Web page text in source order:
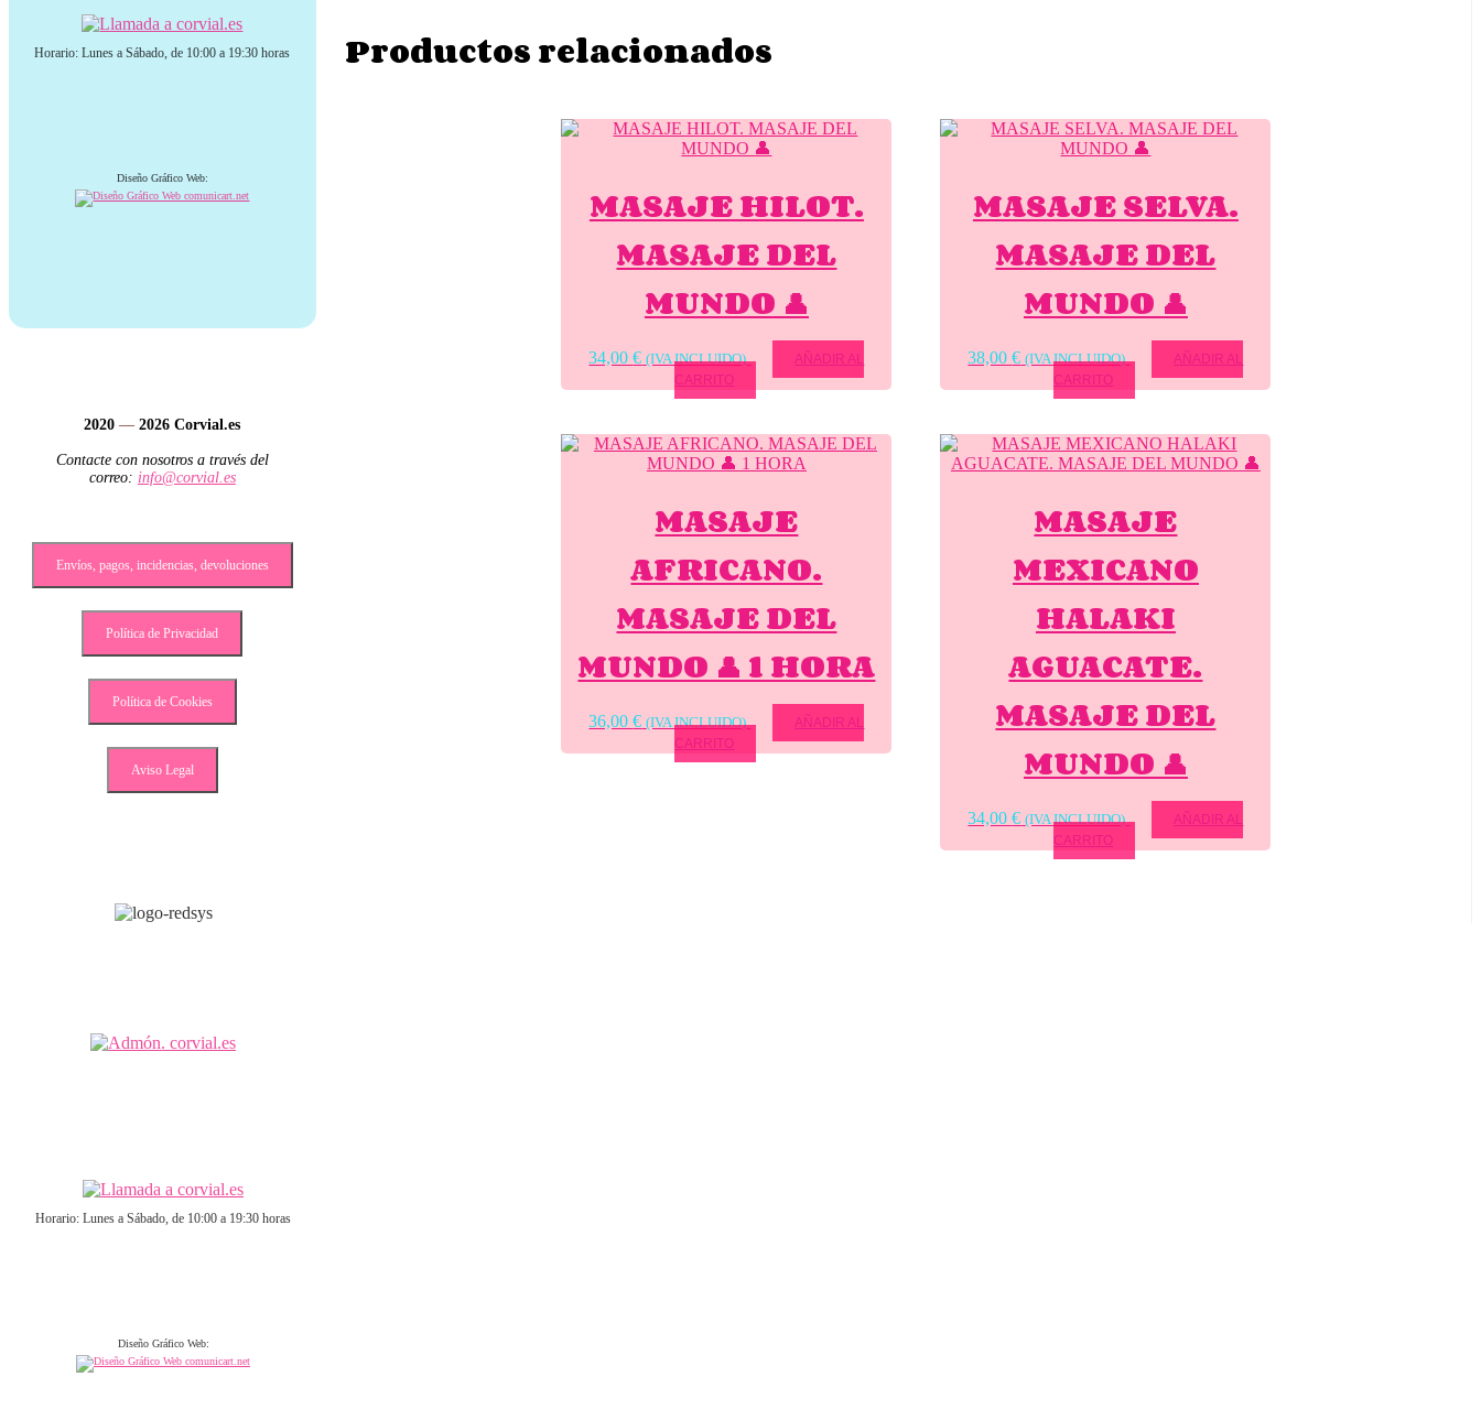
Productos relacionados
MASAJE HILOT.
MASAJE DEL
MUNDO 👤
34,00€ (IVA INCLUIDO)
AÑADIR AL
CARRITO
MASAJE SELVA.
MASAJE DEL
MUNDO 👤
38,00€ (IVA INCLUIDO)
AÑADIR AL
CARRITO
MASAJE
AFRICANO.
MASAJE DEL
MUNDO 👤 1 HORA
36,00€ (IVA INCLUIDO)
AÑADIR AL
CARRITO
MASAJE
MEXICANO
HALAKI
AGUACATE.
MASAJE DEL
MUNDO 👤
34,00€ (IVA INCLUIDO)
AÑADIR AL
CARRITO
Horario: Lunes a Sábado, de 10:00 a 19:30 horas
Diseño Gráfico Web:
2020— 2026 Corvial.es
Contacte con nosotros a través del
correo: info@corvial.es
Envíos, pagos, incidencias, devoluciones
Política de Privacidad
Política de Cookies
Aviso Legal
Horario: Lunes a Sábado, de 10:00 a 19:30 horas
Diseño Gráfico Web: